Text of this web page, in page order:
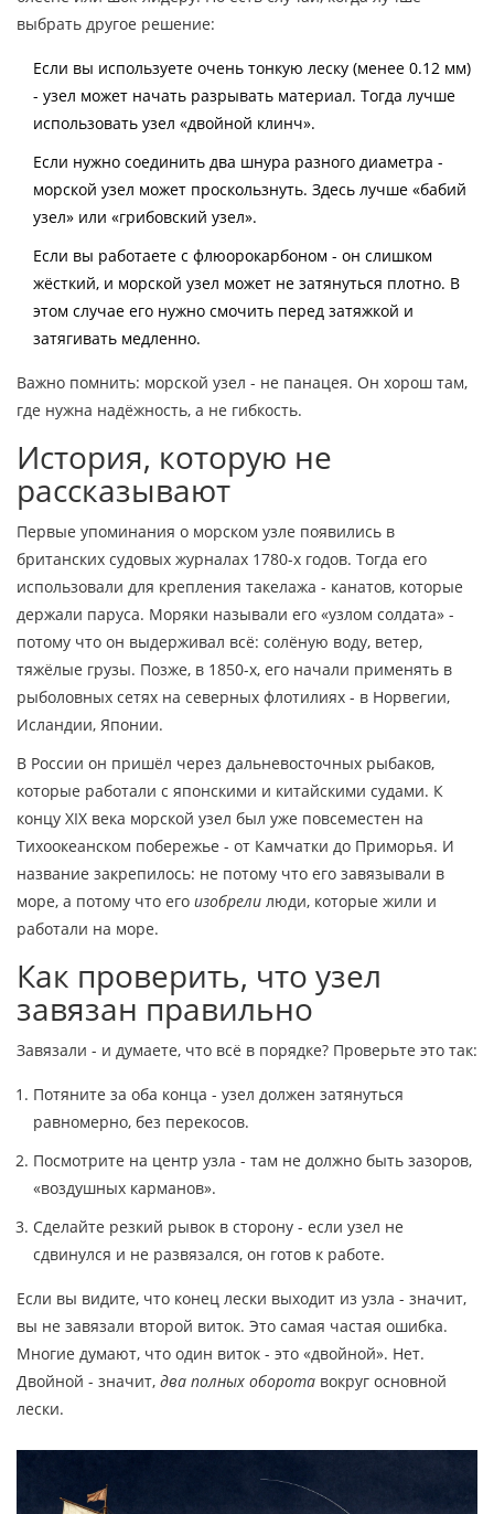
выбрать другое решение:
Если вы используете очень тонкую леску (менее 0.12 мм)
- узел может начать разрывать материал. Тогда лучше
использовать узел «двойной клинч».
Если нужно соединить два шнура разного диаметра -
морской узел может проскользнуть. Здесь лучше «бабий
узел» или «грибовский узел».
Если вы работаете с флюорокарбоном - он слишком
жёсткий, и морской узел может не затянуться плотно. В
этом случае его нужно смочить перед затяжкой и
затягивать медленно.
Важно помнить: морской узел - не панацея. Он хорош там,
где нужна надёжность, а не гибкость.
История, которую не
рассказывают
Первые упоминания о морском узле появились в
британских судовых журналах 1780-х годов. Тогда его
использовали для крепления такелажа - канатов, которые
держали паруса. Моряки называли его «узлом солдата» -
потому что он выдерживал всё: солёную воду, ветер,
тяжёлые грузы. Позже, в 1850-х, его начали применять в
рыболовных сетях на северных флотилиях - в Норвегии,
Исландии, Японии.
В России он пришёл через дальневосточных рыбаков,
которые работали с японскими и китайскими судами. К
концу XIX века морской узел был уже повсеместен на
Тихоокеанском побережье - от Камчатки до Приморья. И
название закрепилось: не потому что его завязывали в
море, а потому что его изобрели люди, которые жили и
работали на море.
Как проверить, что узел
завязан правильно
Завязали - и думаете, что всё в порядке? Проверьте это так:
Потяните за оба конца - узел должен затянуться
равномерно, без перекосов.
Посмотрите на центр узла - там не должно быть зазоров,
«воздушных карманов».
Сделайте резкий рывок в сторону - если узел не
сдвинулся и не развязался, он готов к работе.
Если вы видите, что конец лески выходит из узла - значит,
вы не завязали второй виток. Это самая частая ошибка.
Многие думают, что один виток - это «двойной». Нет.
Двойной - значит, два полных оборота вокруг основной
лески.